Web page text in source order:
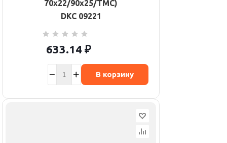
70х22/90х25/TMC)
DKC 09221
633.14 ₽
В корзину